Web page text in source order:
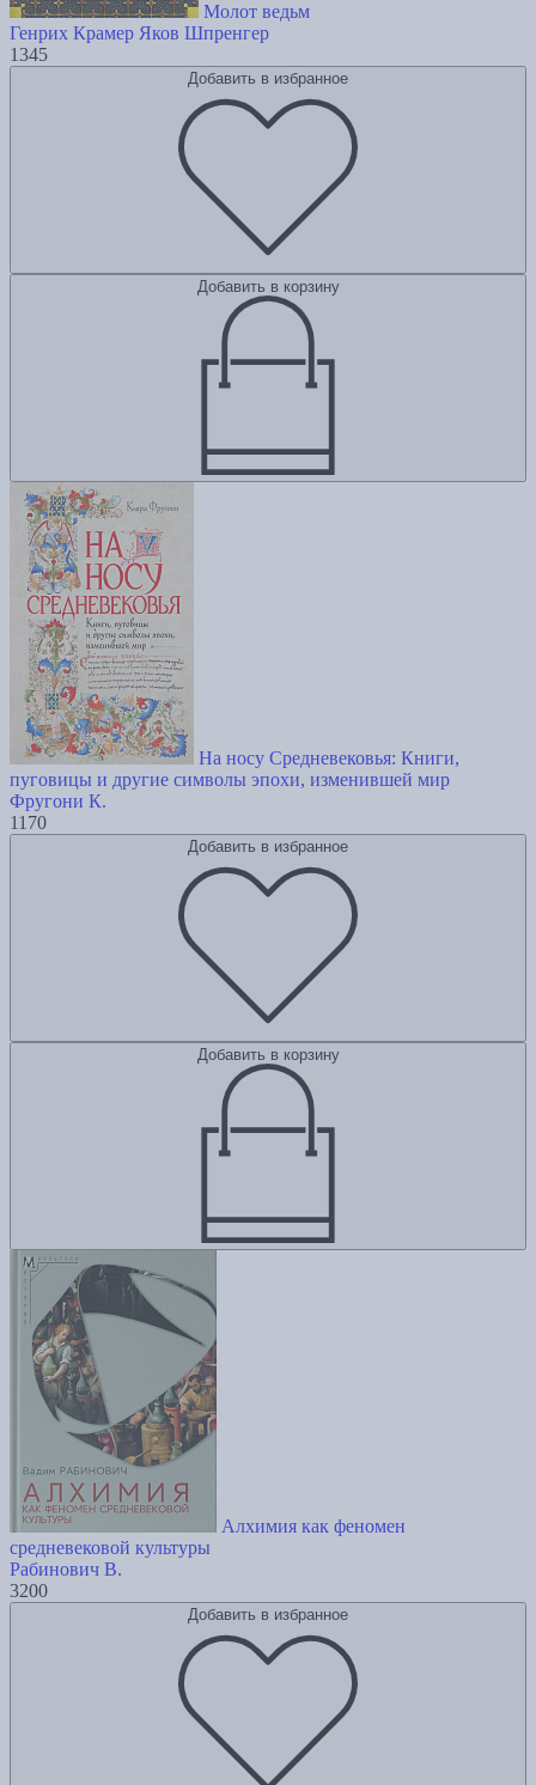
Молот ведьм
Генрих Крамер Яков Шпренгер
1345
Добавить в избранное
Добавить в корзину
На носу Средневековья: Книги,
пуговицы и другие символы эпохи, изменившей мир
Фругони К.
1170
Добавить в избранное
Добавить в корзину
Алхимия как феномен
средневековой культуры
Рабинович В.
3200
Добавить в избранное